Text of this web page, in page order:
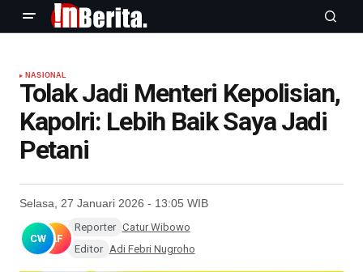
NASIONAL
Tolak Jadi Menteri Kepolisian,
Kapolri: Lebih Baik Saya Jadi
Petani
Selasa, 27 Januari 2026 - 13:05 WIB
CW AF
Reporter Catur Wibowo
Editor Adi Febri Nugroho